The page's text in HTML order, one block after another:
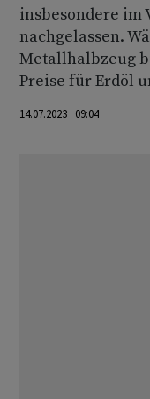
insbesondere im
nachgelassen.
Metallhalbzeug
Preise für Erdöl
14.07.2023 09:04